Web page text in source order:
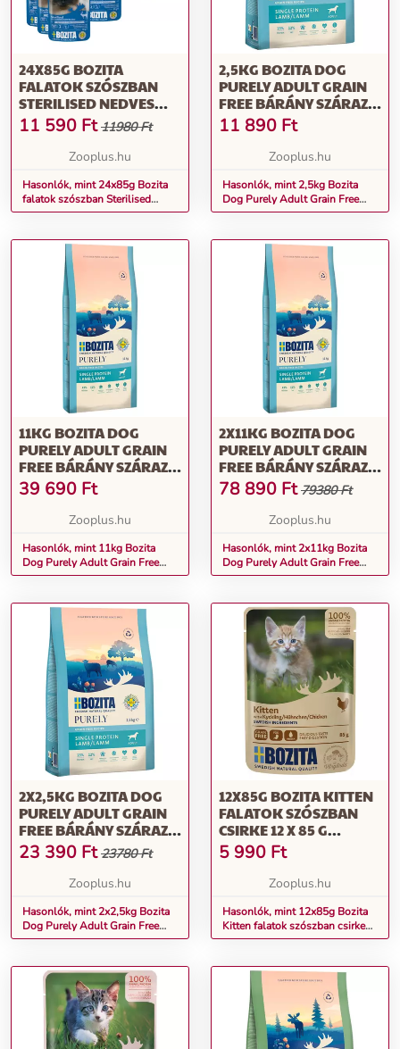
24X85G BOZITA
FALATOK SZÓSZBAN
STERILISED NEDVES
MACSKATÁP - VEGYES
CSOMAG
11 590 Ft 11980 Ft
Zooplus.hu
Hasonlók, mint 24x85g Bozita
falatok szószban Sterilised
nedves macskatáp - Vegyes
2,5KG BOZITA DOG
PURELY ADULT GRAIN
FREE BÁRÁNY SZÁRAZ
KUTYATÁP
11 890 Ft
Zooplus.hu
Hasonlók, mint 2,5kg Bozita
Dog Purely Adult Grain Free
bárány száraz kutyatáp
11KG BOZITA DOG
PURELY ADULT GRAIN
FREE BÁRÁNY SZÁRAZ
KUTYATÁP
39 690 Ft
Zooplus.hu
Hasonlók, mint 11kg Bozita
Dog Purely Adult Grain Free
bárány száraz kutyatáp
2X11KG BOZITA DOG
PURELY ADULT GRAIN
FREE BÁRÁNY SZÁRAZ
KUTYATÁP
78 890 Ft 79380 Ft
Zooplus.hu
Hasonlók, mint 2x11kg Bozita
Dog Purely Adult Grain Free
bárány száraz kutyatáp
2X2,5KG BOZITA DOG
PURELY ADULT GRAIN
FREE BÁRÁNY SZÁRAZ
KUTYATÁP
23 390 Ft 23780 Ft
Zooplus.hu
Hasonlók, mint 2x2,5kg Bozita
Dog Purely Adult Grain Free
bárány száraz kutyatáp
12X85G BOZITA KITTEN
FALATOK SZÓSZBAN
CSIRKE 12 X 85 G
NEDVES MACSKATÁP
5 990 Ft
Zooplus.hu
Hasonlók, mint 12x85g Bozita
Kitten falatok szószban csirke
12 x 85 g nedves macskatáp